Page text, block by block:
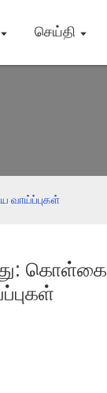
செய்தி
வாய்ப்புகள்
கொள்கை